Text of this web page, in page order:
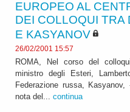
EUROPEO AL
DEI COLLOQUI TRA
E KASYANOV
26/02/2001 15:57
ROMA, Nel corso del
ministro degli Esteri,
Federazione russa,
nota del... continua